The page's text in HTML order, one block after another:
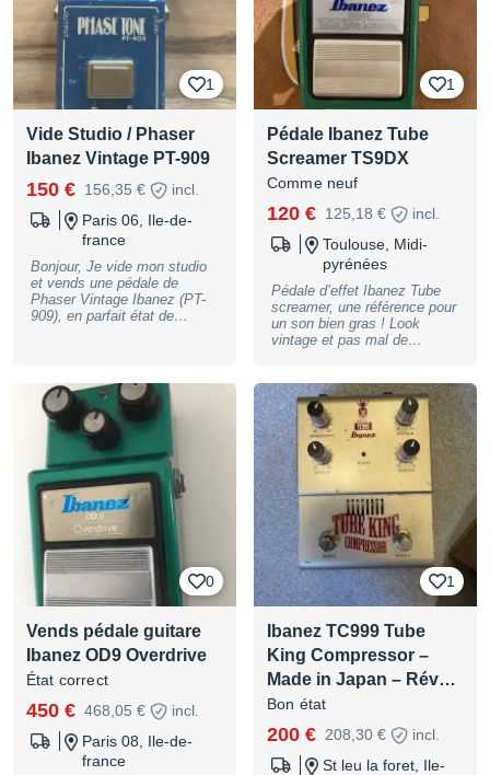
traces of use
1
Vide Studio / Phaser
Ibanez Vintage PT-909
150 € 156,35 €
incl.
Paris 06, Ile-de-
france
Bonjour, Je vide mon studio
et vends une pédale de
Phaser Vintage Ibanez (PT-
909), en parfait état de
boîte originale.
Visible/testable sur Paris.
Échange en main propre, ou
envoi en supplément. ——
Également à vendre toute la
liste ci-dessous (prix de
groupe possible si vous
prenez plusieurs choses) : -
Space Echo RE-201 : 1650€
Reverb vintage à bandes
(faux-contact VU-mètre). -
Korg MS-10 : 900€ Vintage
synth monophonique. -
Folktek Consuit desktop :
750€ Drone synth Folktek
original, très peu servi. -
Eventide Space Reverb :
350€ Pédale de reverb en
excellent état, très peu
130€ Boite à rythme
Drum V1 : 300€ Boite à
rythme analogique, 4 pistes
1
Pédale Ibanez Tube
Screamer TS9DX
Comme neuf
120 € 125,18 €
incl.
Toulouse, Midi-
pyrénées
Pédale d’effet Ibanez Tube
screamer, une référence pour
un son bien gras ! Look
vintage et pas mal de
état proche du neuf, aucun
défaut. Envoi évidemment
possible !
0
Vends pédale guitare
Ibanez OD9 Overdrive
État correct
450 € 468,05 €
incl.
Paris 08, Ile-de-
france
1
Ibanez TC999 Tube
King Compressor –
Made in Japan – Rév…
Bon état
200 € 208,30 €
incl.
St leu la foret, Ile-